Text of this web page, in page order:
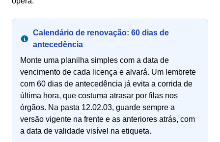
Calendário de renovação: 60 dias de
antecedência
Monte uma planilha simples com a data de
vencimento de cada licença e alvará. Um lembrete
com 60 dias de antecedência já evita a corrida de
última hora, que costuma atrasar por filas nos
órgãos. Na pasta 12.02.03, guarde sempre a
versão vigente na frente e as anteriores atrás, com
a data de validade visível na etiqueta.